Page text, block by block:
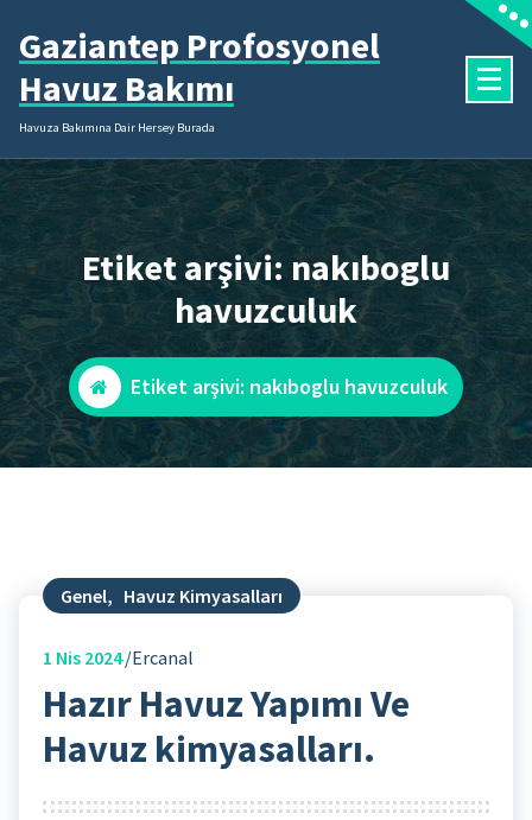
geçGaziantep Profosyonel
Havuz Bakımı
Havuza Bakımına Dair Hersey Burada
Etiket arşivi: nakıboglu
havuzculuk
Etiket arşivi: nakıboglu havuzculuk
Genel, Havuz Kimyasalları
1 Nis 2024 Ercanal
Hazır Havuz Yapımı Ve
Havuz kimyasalları.